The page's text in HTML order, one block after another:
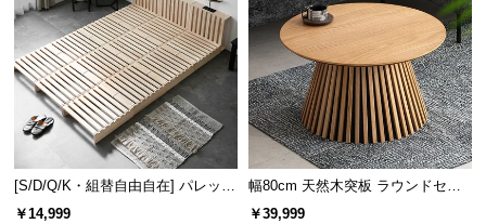
[S/D/Q/K・組替自由自在] パレット
ベッド 8/12/16枚セット
￥14,999
幅80cm 天然木突板 ラウンドセン
ターテーブル 美しい格子デザイン
￥39,999